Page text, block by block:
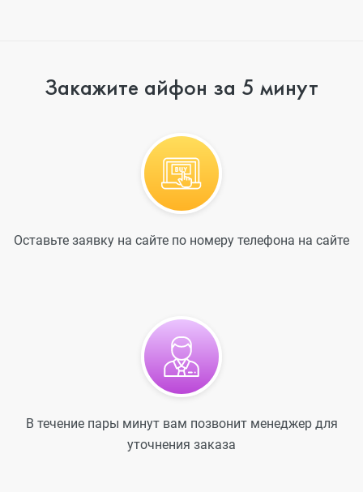
Закажите айфон за 5 минут
Оставьте заявку на сайте по номеру телефона на сайте
В течение пары минут вам позвонит менеджер для
уточнения заказа